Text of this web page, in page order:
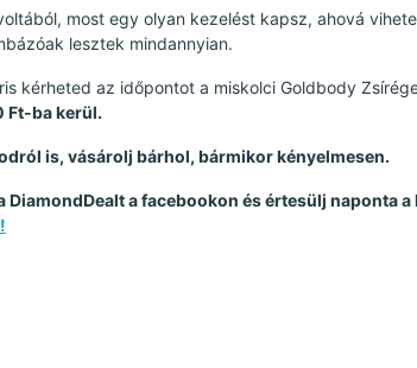
most egy olyan kezelést kapsz, ahová
lesztek mindannyian.
kérheted az időpontot a miskolci Goldbody
Ft-ba kerül.
is, vásárolj bárhol, bármikor kényelmesen.
DiamondDealt a facebookon és értesülj naponta